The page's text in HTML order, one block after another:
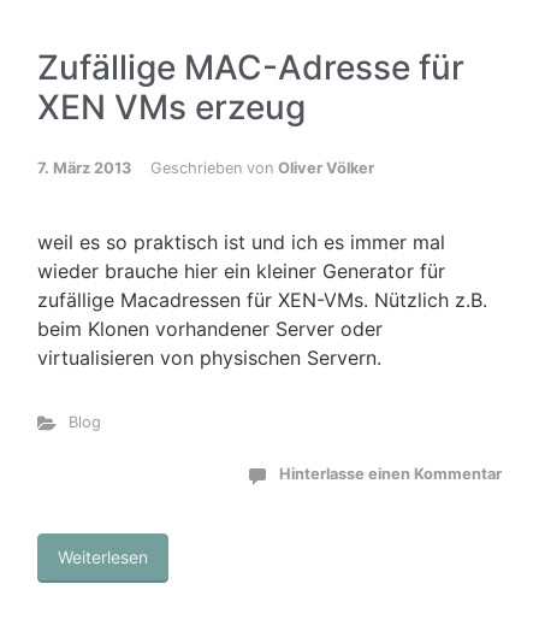
Zufällige MAC-Adresse für
XEN VMs erzeug
7. März 2013 Geschrieben von Oliver Völker
weil es so praktisch ist und ich es immer mal
wieder brauche hier ein kleiner Generator für
zufällige Macadressen für XEN-VMs. Nützlich z.B.
beim Klonen vorhandener Server oder
virtualisieren von physischen Servern.
Blog
Hinterlasse einen Kommentar
Weiterlesen